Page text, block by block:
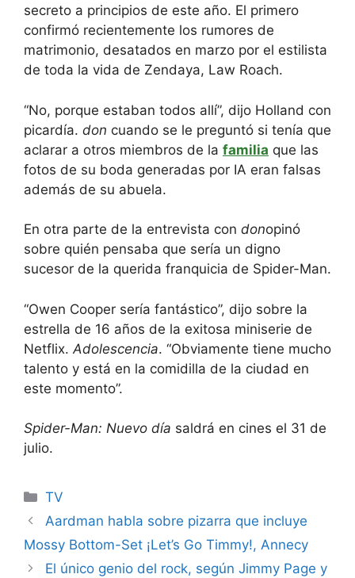
secreto a principios de este año. El primero
confirmó recientemente los rumores de
matrimonio, desatados en marzo por el estilista
de toda la vida de Zendaya, Law Roach.
“No, porque estaban todos allí”, dijo Holland con
picardía. don cuando se le preguntó si tenía que
aclarar a otros miembros de la familia que las
fotos de su boda generadas por IA eran falsas
además de su abuela.
En otra parte de la entrevista con donopinó
sobre quién pensaba que sería un digno
sucesor de la querida franquicia de Spider-Man.
“Owen Cooper sería fantástico”, dijo sobre la
estrella de 16 años de la exitosa miniserie de
Netflix. Adolescencia. “Obviamente tiene mucho
talento y está en la comidilla de la ciudad en
este momento”.
Spider-Man: Nuevo día saldrá en cines el 31 de
julio.
Categories
TV
Aardman habla sobre pizarra que incluye
Mossy Bottom-Set ¡Let’s Go Timmy!, Annecy
El único genio del rock, según Jimmy Page y